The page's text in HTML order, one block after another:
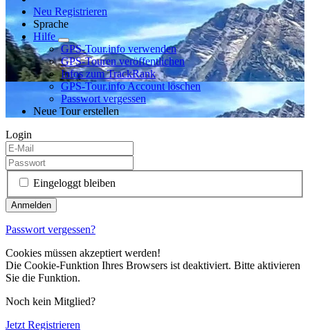
Neu Registrieren
Sprache
Hilfe
GPS-Tour.info verwenden
GPS-Touren veröffentlichen
Infos zum TrackRank
GPS-Tour.info Account löschen
Passwort vergessen
Neue Tour erstellen
Login
Eingeloggt bleiben
Passwort vergessen?
Cookies müssen akzeptiert werden!
Die Cookie-Funktion Ihres Browsers ist deaktiviert. Bitte aktivieren
Sie die Funktion.
Noch kein Mitglied?
Jetzt Registrieren